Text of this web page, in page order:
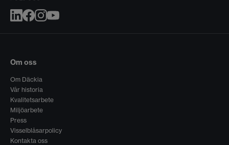
Om oss
Om Däckia
Vår historia
Kvalitetsarbete
Miljöarbete
Press
Visselblåsarpolicy
Kontakta oss